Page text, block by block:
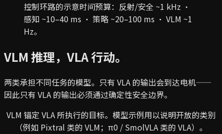
控制环路的示意时间预算：反射/安全 ~1 kHz ·
感知 ~10–40 ms · 策略 ~20–100 ms · VLM ~1
Hz。
VLM 推理，VLA 行动。
两类承担不同任务的模型。只有 VLA 的输出会到达电机——
因此只有 VLA 的输出必须通过确定性安全边界。
VLM 锚定 VLA 所执行的目标。模型示例用以说明开放的类别
（例如 Pixtral 类的 VLM；π0 / SmolVLA 类的 VLA）。